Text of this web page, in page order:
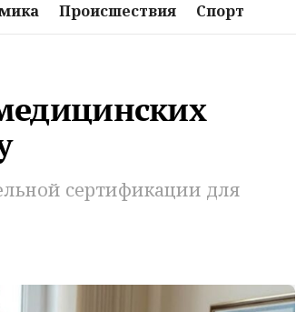
Происшествия Спорт
сертификации для